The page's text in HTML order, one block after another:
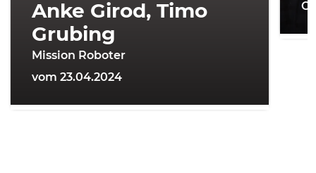
Anke Girod, Timo
Grubing
Mission Roboter
vom 23.04.2024